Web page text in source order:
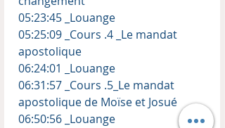
05:23:45 _Louange
05:25:09 _Cours .4 _Le mandat
apostolique
06:24:01 _Louange
06:31:57 _Cours .5_Le mandat
apostolique de Moïse et Josué
06:50:56 _Louange